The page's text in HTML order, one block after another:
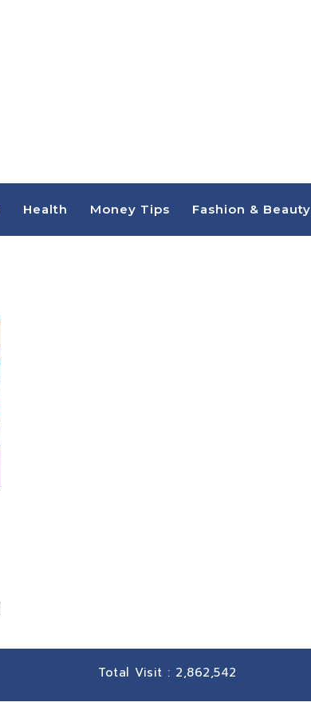
Health Money Tips Fashion & Beauty
Total Visit : 2,862,542